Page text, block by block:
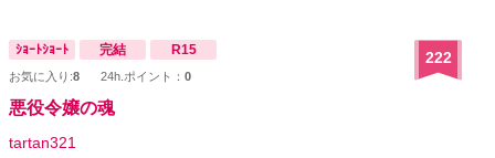
ｼｮｰﾄｼｮｰﾄ 完結 R15
お気に入り:8 24h.ポイント： 0
222
悪役令嬢の魂
tartan321